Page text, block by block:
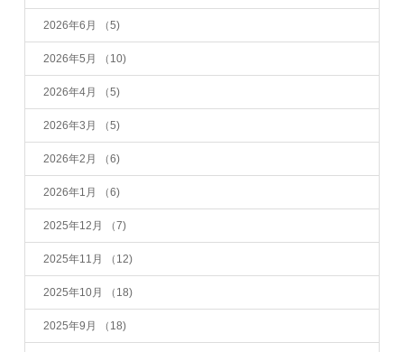
2026年6月 （5)
2026年5月 （10)
2026年4月 （5)
2026年3月 （5)
2026年2月 （6)
2026年1月 （6)
2025年12月 （7)
2025年11月 （12)
2025年10月 （18)
2025年9月 （18)